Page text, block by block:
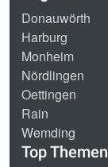
Donauwörth
Harburg
Monheim
Nördlingen
Oettingen
Rain
Wemding
Top Themen